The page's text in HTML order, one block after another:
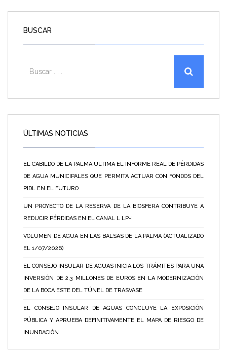
BUSCAR
ÚLTIMAS NOTICIAS
EL CABILDO DE LA PALMA ULTIMA EL INFORME REAL DE PÉRDIDAS
DE AGUA MUNICIPALES QUE PERMITA ACTUAR CON FONDOS DEL
PIDL EN EL FUTURO
UN PROYECTO DE LA RESERVA DE LA BIOSFERA CONTRIBUYE A
REDUCIR PÉRDIDAS EN EL CANAL L LP-I
VOLUMEN DE AGUA EN LAS BALSAS DE LA PALMA (ACTUALIZADO
EL 1/07/2026)
EL CONSEJO INSULAR DE AGUAS INICIA LOS TRÁMITES PARA UNA
INVERSIÓN DE 2,3 MILLONES DE EUROS EN LA MODERNIZACIÓN
DE LA BOCA ESTE DEL TÚNEL DE TRASVASE
EL CONSEJO INSULAR DE AGUAS CONCLUYE LA EXPOSICIÓN
PÚBLICA Y APRUEBA DEFINITIVAMENTE EL MAPA DE RIESGO DE
INUNDACIÓN